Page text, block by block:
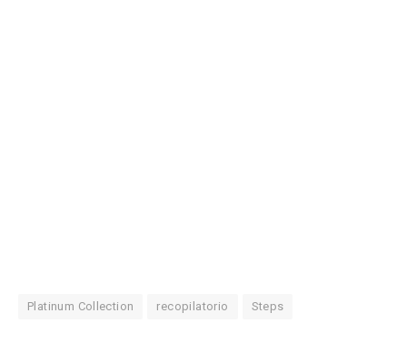
Platinum Collection recopilatorio Steps